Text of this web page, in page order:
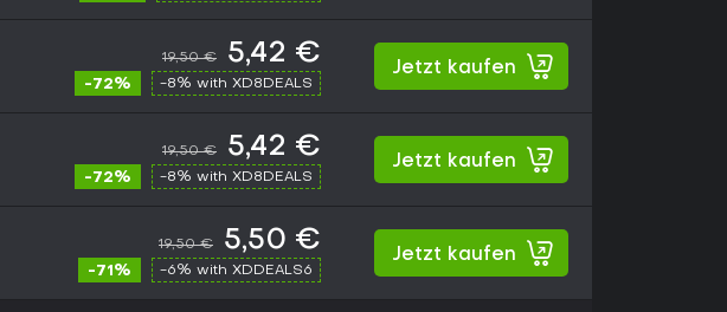
19,50 € 5,42 €
-72% -8% with XD8DEALS
Jetzt kaufen
19,50 € 5,42 €
-72% -8% with XD8DEALS
Jetzt kaufen
19,50 € 5,50 €
-71% -6% with XDDEALS6
Jetzt kaufen